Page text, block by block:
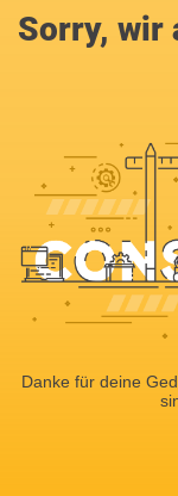
Sorry, wir
Danke für deine